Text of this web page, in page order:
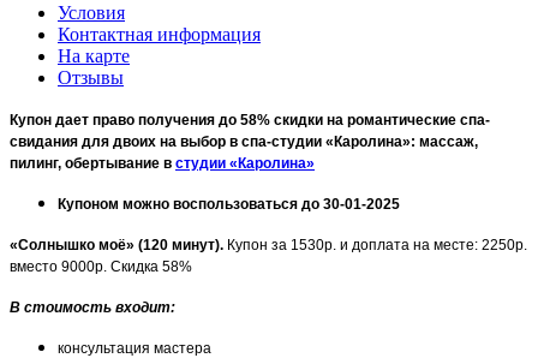
Условия
Контактная информация
На карте
Отзывы
Купон дает право получения до 58% скидки на романтические спа-
свидания для двоих на выбор в спа-студии «Каролина»: массаж,
пилинг, обертывание в студии «Каролина»
Купоном можно воспользоваться до 30-01-2025
«Солнышко моё» (120 минут). Купон за 1530р. и доплата на месте: 2250р.
вместо 9000р. Скидка 58%
В стоимость входит:
консультация мастера